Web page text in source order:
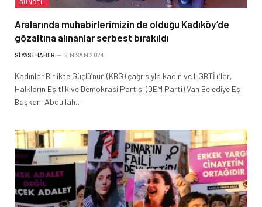
GÜNCEL
Aralarında muhabirlerimizin de olduğu Kadıköy’de
gözaltına alınanlar serbest bırakıldı
SIYASI HABER 5 NISAN 2024
Kadınlar Birlikte Güçlü’nün (KBG) çağrısıyla kadın ve LGBTİ+’lar,
Halkların Eşitlik ve Demokrasi Partisi (DEM Parti) Van Belediye Eş
Başkanı Abdullah…